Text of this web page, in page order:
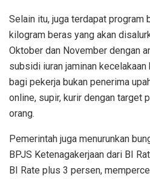
Selain itu, juga terdapat program
kilogram beras yang akan
Oktober dan November dengan
subsidi iuran jaminan
bagi pekerja bukan penerima
online, supir, kurir dengan target
orang.
Pemerintah juga menurunkan
BPJS Ketenagakerjaan dari BI
BI Rate plus 3 persen,